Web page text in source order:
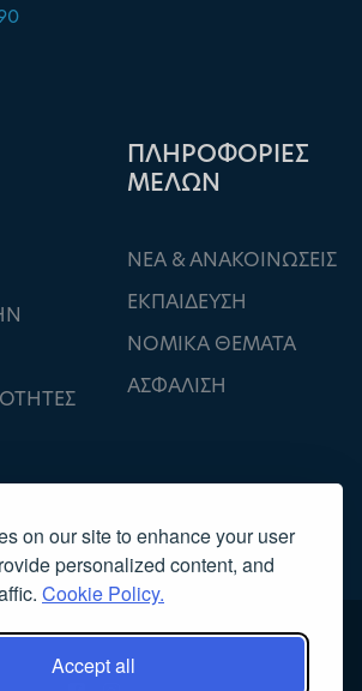
on our site to enhance your user
personalized content, and
Cookie Policy.
Accept all
ΠΛΗΡΟΦΟΡΙΕΣ
ΜΕΛΩΝ
ΝΕΑ & ΑΝΑΚΟΙΝΩΣΕΙΣ
ΕΚΠΑΙΔΕΥΣΗ
ΝΟΜΙΚΑ ΘΕΜΑΤΑ
ΑΣΦΑΛΙΣΗ